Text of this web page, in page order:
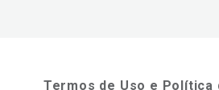
Termos de Uso e Política